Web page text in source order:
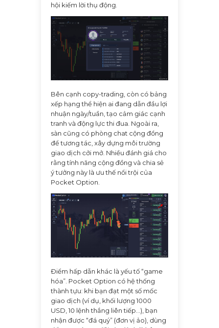
hội kiếm lời thụ động.
Bên cạnh copy-trading, còn có bảng
xếp hạng thể hiện ai đang dẫn đầu lợi
nhuận ngày/tuần, tạo cảm giác cạnh
tranh và động lực thi đua. Ngoài ra,
sàn cũng có phòng chat cộng đồng
để tương tác, xây dựng môi trường
giao dịch cởi mở. Nhiều đánh giá cho
rằng tính năng cộng đồng và chia sẻ
ý tưởng này là ưu thế nổi trội của
Pocket Option.
Điểm hấp dẫn khác là yếu tố “game
hóa”. Pocket Option có hệ thống
thành tựu: khi bạn đạt một số mốc
giao dịch (ví dụ, khối lượng 1000
USD, 10 lệnh thắng liên tiếp...), bạn
nhận được “đá quý” (đơn vị ảo), dùng